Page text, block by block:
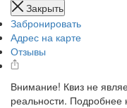
Закрыть
Забронировать
Адрес на карте
Отзывы
Внимание! Квиз не
реальности. Подробнее